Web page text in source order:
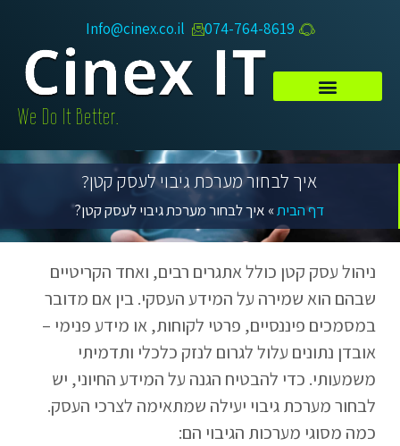
074-764-8619​
Info@cinex.co.il
איך לבחור מערכת גיבוי לעסק קטן?
דף הבית» איך לבחור מערכת גיבוי לעסק קטן?
ניהול עסק קטן כולל אתגרים רבים, ואחד הקריטיים
שבהם הוא שמירה על המידע העסקי. בין אם מדובר
במסמכים פיננסיים, פרטי לקוחות, או מידע פנימי –
אובדן נתונים עלול לגרום לנזק כלכלי ותדמיתי
משמעותי. כדי להבטיח הגנה על המידע החיוני, יש
לבחור מערכת גיבוי יעילה שמתאימה לצרכי העסק.
כמה מסוגי מערכות הגיבוי הם: